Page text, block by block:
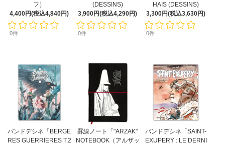
フ）
4,400円(税込4,840円)
0件
(DESSINS)
3,900円(税込4,290円)
0件
HAIS (DESSINS)
3,300円(税込3,630円)
0件
バンドデシネ「BERGE
RES GUERRIERES T.2
罫線ノート「"ARZAK"
NOTEBOOK（アルザッ
バンドデシネ「SAINT-
EXUPERY : LE DERNI